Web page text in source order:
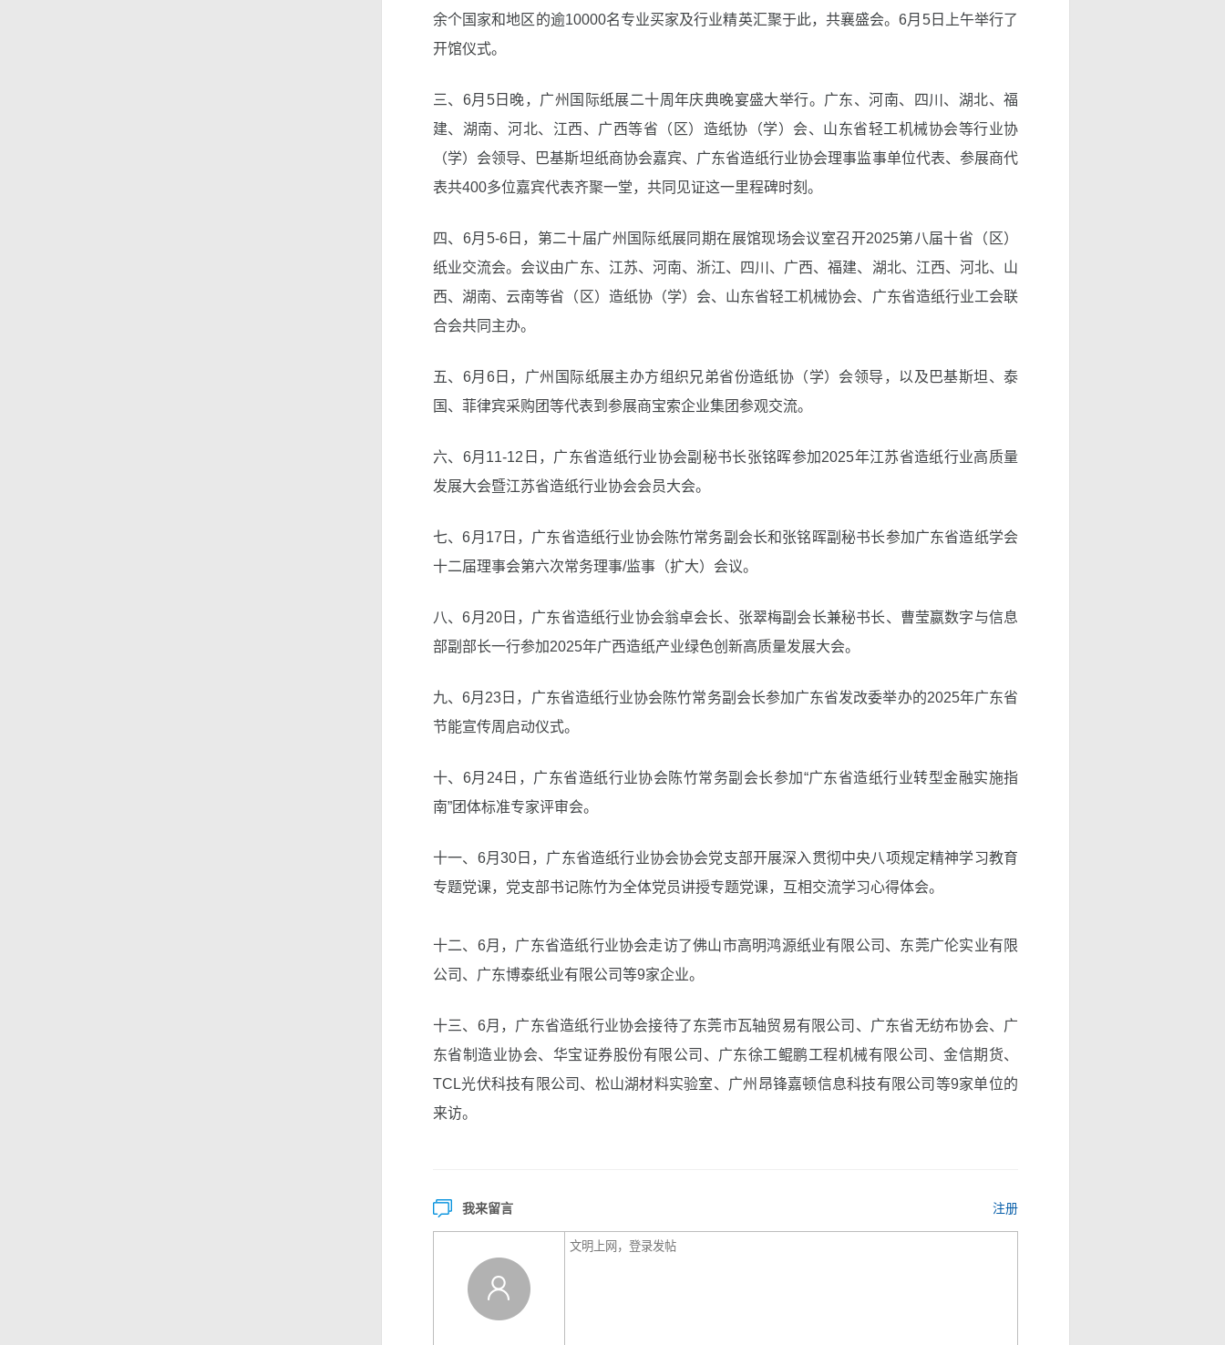
余个国家和地区的逾10000名专业买家及行业精英汇聚于此，共襄盛会。6月5日上午举行了
开馆仪式。
三、6月5日晚，广州国际纸展二十周年庆典晚宴盛大举行。广东、河南、四川、湖北、福
建、湖南、河北、江西、广西等省（区）造纸协（学）会、山东省轻工机械协会等行业协
（学）会领导、巴基斯坦纸商协会嘉宾、广东省造纸行业协会理事监事单位代表、参展商代
表共400多位嘉宾代表齐聚一堂，共同见证这一里程碑时刻。
四、6月5-6日，第二十届广州国际纸展同期在展馆现场会议室召开2025第八届十省（区）
纸业交流会。会议由广东、江苏、河南、浙江、四川、广西、福建、湖北、江西、河北、山
西、湖南、云南等省（区）造纸协（学）会、山东省轻工机械协会、广东省造纸行业工会联
合会共同主办。
五、6月6日，广州国际纸展主办方组织兄弟省份造纸协（学）会领导，以及巴基斯坦、泰
国、菲律宾采购团等代表到参展商宝索企业集团参观交流。
六、6月11-12日，广东省造纸行业协会副秘书长张铭晖参加2025年江苏省造纸行业高质量
发展大会暨江苏省造纸行业协会会员大会。
七、6月17日，广东省造纸行业协会陈竹常务副会长和张铭晖副秘书长参加广东省造纸学会
十二届理事会第六次常务理事/监事（扩大）会议。
八、6月20日，广东省造纸行业协会翁卓会长、张翠梅副会长兼秘书长、曹莹嬴数字与信息
部副部长一行参加2025年广西造纸产业绿色创新高质量发展大会。
九、6月23日，广东省造纸行业协会陈竹常务副会长参加广东省发改委举办的2025年广东省
节能宣传周启动仪式。
十、6月24日，广东省造纸行业协会陈竹常务副会长参加“广东省造纸行业转型金融实施指
南”团体标准专家评审会。
十一、6月30日，广东省造纸行业协会协会党支部开展深入贯彻中央八项规定精神学习教育
专题党课，党支部书记陈竹为全体党员讲授专题党课，互相交流学习心得体会。
十二、6月，广东省造纸行业协会走访了佛山市高明鸿源纸业有限公司、东莞广伦实业有限
公司、广东博泰纸业有限公司等9家企业。
十三、6月，广东省造纸行业协会接待了东莞市瓦轴贸易有限公司、广东省无纺布协会、广
东省制造业协会、华宝证券股份有限公司、广东徐工鲲鹏工程机械有限公司、金信期货、
TCL光伏科技有限公司、松山湖材料实验室、广州昂锋嘉顿信息科技有限公司等9家单位的
来访。
我来留言 注册